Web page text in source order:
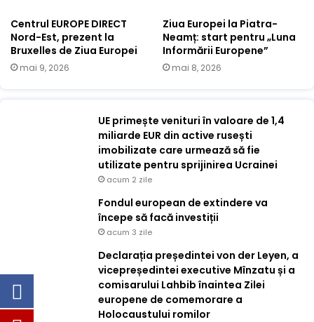
Centrul EUROPE DIRECT
Nord-Est, prezent la
Bruxelles de Ziua Europei
mai 9, 2026
Ziua Europei la Piatra-
Neamț: start pentru „Luna
Informării Europene”
mai 8, 2026
UE primește venituri în valoare de 1,4
miliarde EUR din active rusești
imobilizate care urmează să fie
utilizate pentru sprijinirea Ucrainei
acum 2 zile
Fondul european de extindere va
începe să facă investiții
acum 3 zile
Declarația președintei von der Leyen, a
vicepreședintei executive Mînzatu și a
comisarului Lahbib înaintea Zilei
europene de comemorare a
Holocaustului romilor